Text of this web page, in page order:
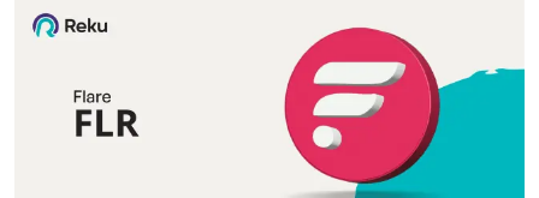
Lainnya
Unduh Aplikasi Reku